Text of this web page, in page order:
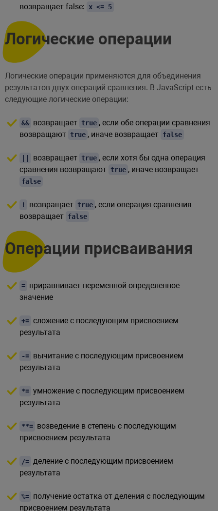
возвращает false:
x <= 5
Логические операции
Логические операции применяются для объединения
результатов двух операций сравнения. В JavaScript есть
следующие логические операции:
&& возвращает true , если обе операции сравнения
возвращают true , иначе возвращает false
|| возвращает true , если хотя бы одна операция
сравнения возвращают true , иначе возвращает
false
! возвращает true , если операция сравнения
возвращает false
Операции присваивания
= приравнивает переменной определенное
значение
+= сложение с последующим присвоением
результата
-= вычитание с последующим присвоением
результата
*= умножение с последующим присвоением
результата
**= возведение в степень с последующим
присвоением результата
/= деление с последующим присвоением
результата
%= получение остатка от деления с последующим
присвоением результата